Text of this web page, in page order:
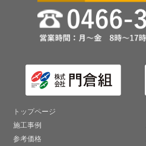
トップページ
施工事例
参考価格